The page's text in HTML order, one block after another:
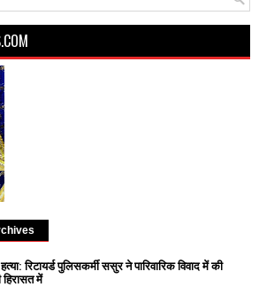
रिटायर्ड पुलिसकर्मी ससुर ने पारिवारिक विवाद में की
हिरासत में